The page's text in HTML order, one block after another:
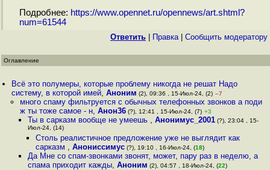
Подробнее: https://www.opennet.ru/opennews/art.shtml?
num=61544
Ответить Правка| Cообщить модератору
Оглавление
Всё это полумеры, которые проблему никогда не решат Надо
систему, в которой имей,Аноним (2), 09:36 , 15-Июл-24, (2) –7
много спаму фильтруется с обычных телефонных звонков а поди
ж ты тоже самое - н, Анон36(?), 12:41 , 15-Июл-24, (7) +3
Ты в сарказм вообще не умеешь , Анонимус_2001(?), 23:04 , 15-
Июл-24, (14)
Столь реалистичное предложение уже не выглядит как
сарказм ,Анониссимус (?), 19:10 , 16-Июл-24, (18)
Да Мне со спам-звонками звонят, может, пару раз в неделю, а
спама приходит кажды, Аноним (2), 04:57 , 18-Июл-24, (22)